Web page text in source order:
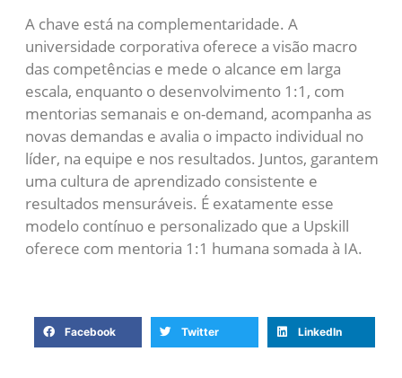
A chave está na complementaridade. A
universidade corporativa oferece a visão macro
das competências e mede o alcance em larga
escala, enquanto o desenvolvimento 1:1, com
mentorias semanais e on-demand, acompanha as
novas demandas e avalia o impacto individual no
líder, na equipe e nos resultados. Juntos, garantem
uma cultura de aprendizado consistente e
resultados mensuráveis. É exatamente esse
modelo contínuo e personalizado que a Upskill
oferece com mentoria 1:1 humana somada à IA.
Facebook Twitter LinkedIn